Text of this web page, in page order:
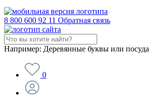
8 800 600 92 11 Обратная связь
Например: Деревянные буквы или посуда
0